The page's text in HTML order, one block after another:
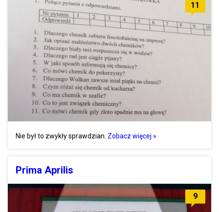
11
Nie był to zwykły sprawdzian. Zobacz więcej »
Prima Aprilis
9